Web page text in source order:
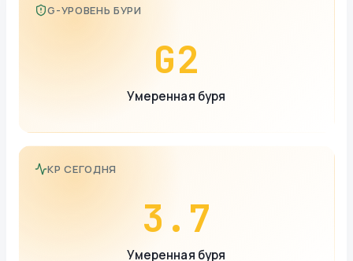
G-УРОВЕНЬ БУРИ
G2
Умеренная буря
KP СЕГОДНЯ
3.7
Умеренная буря